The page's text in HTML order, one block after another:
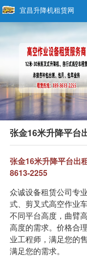
宜昌升降机租赁网
张金16米升降平台
张金16米升降平台出
8613-2255
众诚设备租赁公司专
式、剪叉式高空作业
不同平台高度，曲臂
高度的需求。价格合
业工程师，满足您的
满足您的需求。